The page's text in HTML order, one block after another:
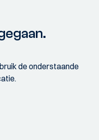
de onderstaande